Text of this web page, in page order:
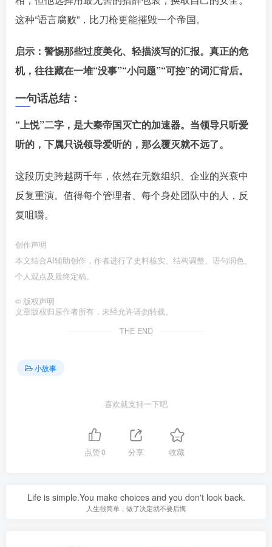
这种“语言腐败”，比刀枪更能摧毁一个帝国。󠄹󠅀󠄪󠄢󠄡󠄦󠄞󠄧󠄣󠄞󠄢󠄡󠄦󠄞󠄡󠄧󠄢󠅬󠅅󠅃󠄵󠅂󠄪󠅗󠅥󠅕󠅣󠅤󠅬󠅄󠄹󠄽󠄵󠄪󠄢󠄠󠄢󠄦󠄝󠄠󠄨󠄝󠄡󠄠󠄐󠄡󠄠󠄪󠄠󠄥󠄪󠄠󠄩󠅬󠅨󠅙󠅑󠅟󠅗󠅒󠄞󠅓󠅟󠅝󠄐󠇕󠆠󠅿󠇖󠆄󠆩󠇕󠅿󠆈󠇗󠆭󠆁󠄐󠇗󠅹󠅸󠇖󠆍󠅳󠇖󠅹󠅰󠇖󠆌󠅹
启示：警惕那些过度美化、轻描淡写的汇报。真正的危
机，往往藏在一堆“没事”“小问题”“可控”的词汇背后。󠄹󠅀󠄪󠄢󠄡󠄦󠄞󠄧󠄣󠄞󠄢󠄡󠄦󠄞󠄡󠄧󠄢󠅬󠅅󠅃󠄵󠅂󠄪󠅗󠅥󠅕󠅣󠅤󠅬󠅄󠄹󠄽󠄵󠄪󠄢󠄠󠄢󠄦󠄝󠄠󠄨󠄝󠄡󠄠󠄐󠄡󠄠󠄪󠄠󠄥󠄪󠄠󠄩󠅬󠅨󠅙󠅑󠅟󠅗󠅒󠄞󠅓󠅟󠅝󠄐󠇕󠆠󠅿󠇖󠆄󠆩󠇕󠅿󠆈󠇗󠆭󠆁󠄐󠇗󠅹󠅸󠇖󠆍󠅳󠇖󠅹󠅰󠇖󠆌󠅹
一句话总结：
“上悦”二字，是大秦帝国灭亡的加速器。当领导只听爱
听的，下属只说领导爱听的，那么覆灭就不远了。󠄹󠅀󠄪󠄢󠄡󠄦󠄞󠄧󠄣󠄞󠄢󠄡󠄦󠄞󠄡󠄧󠄢󠅬󠅅󠅃󠄵󠅂󠄪󠅗󠅥󠅕󠅣󠅤󠅬󠅄󠄹󠄽󠄵󠄪󠄢󠄠󠄢󠄦󠄝󠄠󠄨󠄝󠄡󠄠󠄐󠄡󠄠󠄪󠄠󠄥󠄪󠄠󠄩󠅬󠅨󠅙󠅑󠅟󠅗󠅒󠄞󠅓󠅟󠅝󠄐󠇕󠆠󠅿󠇖󠆄󠆩󠇕󠅿󠆈󠇗󠆭󠆁󠄐󠇗󠅹󠅸󠇖󠆍󠅳󠇖󠅹󠅰󠇖󠆌󠅹
这段历史跨越两千年，依然在无数组织、企业的兴衰中
反复重演。值得每个管理者、每个身处团队中的人，反
复咀嚼。󠄹󠅀󠄪󠄢󠄡󠄦󠄞󠄧󠄣󠄞󠄢󠄡󠄦󠄞󠄡󠄧󠄢󠅬󠅅󠅃󠄵󠅂󠄪󠅗󠅥󠅕󠅣󠅤󠅬󠅄󠄹󠄽󠄵󠄪󠄢󠄠󠄢󠄦󠄝󠄠󠄨󠄝󠄡󠄠󠄐󠄡󠄠󠄪󠄠󠄥󠄪󠄠󠄩󠅬󠅨󠅙󠅑󠅟󠅗󠅒󠄞󠅓󠅟󠅝󠄐󠇕󠆠󠅿󠇖󠆄󠆩󠇕󠅿󠆈󠇗󠆭󠆁󠄐󠇗󠅹󠅸󠇖󠆍󠅳󠇖󠅹󠅰󠇖󠆌󠅹
创作声明
本文结合AI辅助创作，作者进行了史料核实、结构调整、语句润色、
个人观点及最终定稿。󠄹󠅀󠄪󠄢󠄡󠄦󠄞󠄧󠄣󠄞󠄢󠄡󠄦󠄞󠄡󠄧󠄢󠅬󠅅󠅃󠄵󠅂󠄪󠅗󠅥󠅕󠅣󠅤󠅬󠅄󠄹󠄽󠄵󠄪󠄢󠄠󠄢󠄦󠄝󠄠󠄨󠄝󠄡󠄠󠄐󠄡󠄠󠄪󠄠󠄥󠄪󠄠󠄩󠅬󠅨󠅙󠅑󠅟󠅗󠅒󠄞󠅓󠅟󠅝󠄐󠇕󠆠󠅿󠇖󠆄󠆩󠇕󠅿󠆈󠇗󠆭󠆁󠄐󠇗󠅹󠅸󠇖󠆍󠅳󠇖󠅹󠅰󠇖󠆌󠅹
© 版权声明
文章版权归原作者所有，未经允许请勿转载。
THE END
小故事
喜欢就支持一下吧
点赞0 分享 收藏
Life is simple.You make choices and you don't look back.
人生很简单，做了决定就不要后悔